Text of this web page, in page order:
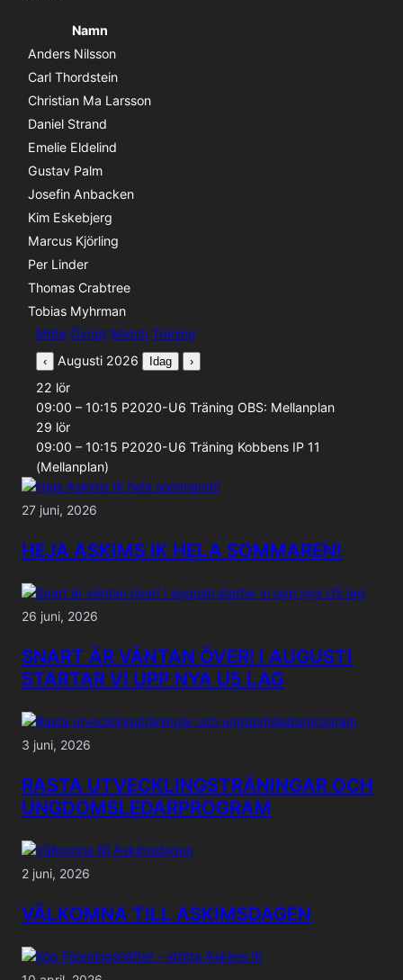
Namn
Anders Nilsson
Carl Thordstein
Christian Ma Larsson
Daniel Strand
Emelie Eldelind
Gustav Palm
Josefin Anbacken
Kim Eskebjerg
Marcus Kjörling
Per Linder
Thomas Crabtree
Tobias Myhrman
Aktivitetstyp
Möte Övrigt Match Träning
‹ Augusti 2026 Idag ›
22 lör
09:00 – 10:15 P2020-U6 Träning OBS: Mellanplan
29 lör
09:00 – 10:15 P2020-U6 Träning Kobbens IP 11
(Mellanplan)
27 juni, 2026
HEJA ASKIMS IK HELA SOMMAREN!
26 juni, 2026
SNART ÄR VÄNTAN ÖVER! I AUGUSTI
STARTAR VI UPP NYA U5 LAG
3 juni, 2026
RASTA UTVECKLINGSTRÄNINGAR OCH
UNGDOMSLEDARPROGRAM
2 juni, 2026
VÄLKOMNA TILL ASKIMSDAGEN